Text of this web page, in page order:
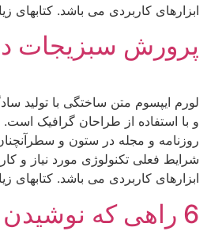
ابزارهای کاربردی می باشد.
پرورش سبزیجات
لورم ایپسوم متن ساختگی با تولید
و با استفاده از طراحان گرافیک است.
روزنامه و مجله در ستون و
شرایط فعلی تکنولوژی مورد نیاز و
ابزارهای کاربردی می باشد.
6 راهی که نوشیدن آب گرم